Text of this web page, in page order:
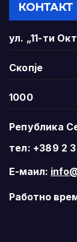
КОНТАКТ
ул. „11-ти
Скопје
1000
Република
тел: +389 2
Е-маил:
Работно